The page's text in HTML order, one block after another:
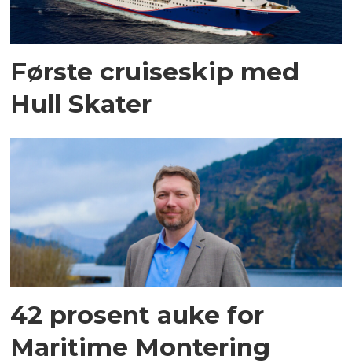
Første cruiseskip med
Hull Skater
42 prosent auke for
Maritime Montering